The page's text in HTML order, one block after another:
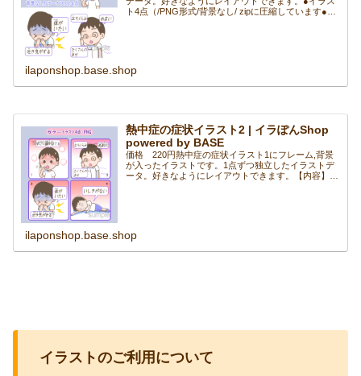
ト4点（/PNG形式/背景なし/ zipに圧縮しています●サ
ilaponshop.base.shop
熱中症の症状イラスト2 | イラぽんShop
powered by BASE
価格 220円熱中症の症状イラスト1にフレーム,背景
が入ったイラストです。1点ずつ独立したイラストデ
ータ。好きなようにレイアウトできます。【内容】●
ilaponshop.base.shop
イラストのご利用について